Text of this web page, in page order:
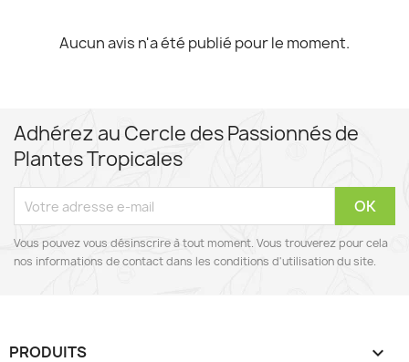
Aucun avis n'a été publié pour le moment.
Adhérez au Cercle des Passionnés de
Plantes Tropicales
Vous pouvez vous désinscrire à tout moment. Vous trouverez pour cela
nos informations de contact dans les conditions d'utilisation du site.
PRODUITS 